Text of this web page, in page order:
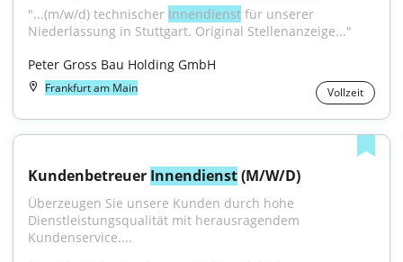
"...(m/w/d) technischer Innendienst für unserer
Niederlassung in Stuttgart. Original Stellenanzeige..."
Peter Gross Bau Holding GmbH
Frankfurt am Main Vollzeit
Kundenbetreuer Innendienst (M/W/D)
Überzeugen Sie unsere Kunden durch hohe
Dienstleistungsqualität mit herausragendem
Kundenservice....